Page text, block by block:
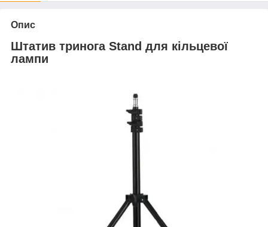
Опис
Штатив тринога Stand для кільцевої
лампи